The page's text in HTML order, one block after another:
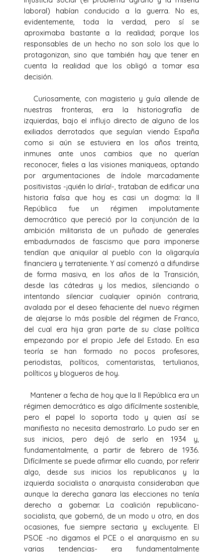
laboral) habían conducido a la guerra. No es,
evidentemente, toda la verdad, pero sí se
aproximaba bastante a la realidad; porque los
responsables de un hecho no son solo los que lo
protagonizan, sino que también hay que tener en
cuenta la realidad que los obligó a tomar esa
decisión.
Curiosamente, con magisterio y guía allende de
nuestras fronteras, era la historiografía de
izquierdas, bajo el influjo directo de alguno de los
exiliados derrotados que seguían viendo España
como si aún se estuviera en los años treinta,
inmunes ante unos cambios que no querían
reconocer, fieles a las visiones maniqueas, optando
por argumentaciones de índole marcadamente
positivistas -¡quién lo diría!-, trataban de edificar una
historia falsa que hoy es casi un dogma: la II
República fue un régimen impolutamente
democrático que pereció por la conjunción de la
ambición militarista de un puñado de generales
embadurnados de fascismo que para imponerse
tendían que aniquilar al pueblo con la oligarquía
financiera y terrateniente. Y así comenzó a difundirse
de forma masiva, en los años de la Transición,
desde las cátedras y los medios, silenciando o
intentando silenciar cualquier opinión contraria,
avalada por el deseo fehaciente del nuevo régimen
de alejarse lo más posible del régimen de Franco,
del cual era hija gran parte de su clase política
empezando por el propio Jefe del Estado. En esa
teoría se han formado no pocos profesores,
periodistas, políticos, comentaristas, tertulianos,
políticos y blogueros de hoy.
Mantener a fecha de hoy que la II República era un
régimen democrático es algo difícilmente sostenible,
pero el papel lo soporta todo y quien así se
manifiesta no necesita demostrarlo. Lo pudo ser en
sus inicios, pero dejó de serlo en 1934 y,
fundamentalmente, a partir de febrero de 1936.
Difícilmente se puede afirmar ello cuando, por referir
algo, desde sus inicios los republicanos y la
izquierda socialista o anarquista consideraban que
aunque la derecha ganara las elecciones no tenía
derecho a gobernar. La coalición republicano-
socialista, que gobernó, de un modo u otro, en dos
ocasiones, fue siempre sectaria y excluyente. El
PSOE -no digamos el PCE o el anarquismo en su
varias tendencias- era fundamentalmente